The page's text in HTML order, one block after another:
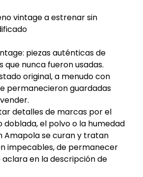
vintage a estrenar sin
piezas auténticas de
que nunca fueron usadas.
original, a menudo con
permanecieron guardadas
detalles de marcas por el
doblada, el polvo o la humedad
Amapola se curan y tratan
impecables, de permanecer
en la descripción de